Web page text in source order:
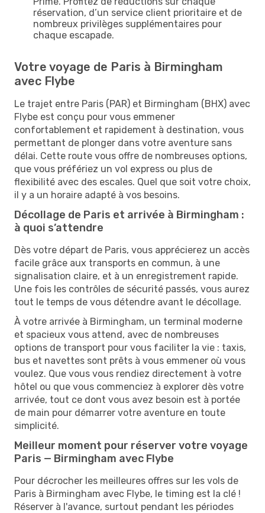
réservation, d’un service client prioritaire et de
nombreux privilèges supplémentaires pour
chaque escapade.
Votre voyage de Paris à Birmingham
avec Flybe
Le trajet entre Paris (PAR) et Birmingham (BHX) avec
Flybe est conçu pour vous emmener
confortablement et rapidement à destination, vous
permettant de plonger dans votre aventure sans
délai. Cette route vous offre de nombreuses options,
que vous préfériez un vol express ou plus de
flexibilité avec des escales. Quel que soit votre choix,
il y a un horaire adapté à vos besoins.
Décollage de Paris et arrivée à Birmingham :
à quoi s’attendre
Dès votre départ de Paris, vous apprécierez un accès
facile grâce aux transports en commun, à une
signalisation claire, et à un enregistrement rapide.
Une fois les contrôles de sécurité passés, vous aurez
tout le temps de vous détendre avant le décollage.
À votre arrivée à Birmingham, un terminal moderne
et spacieux vous attend, avec de nombreuses
options de transport pour vous faciliter la vie : taxis,
bus et navettes sont prêts à vous emmener où vous
voulez. Que vous vous rendiez directement à votre
hôtel ou que vous commenciez à explorer dès votre
arrivée, tout ce dont vous avez besoin est à portée
de main pour démarrer votre aventure en toute
simplicité.
Meilleur moment pour réserver votre voyage
Paris — Birmingham avec Flybe
Pour décrocher les meilleures offres sur les vols de
Paris à Birmingham avec Flybe, le timing est la clé !
Réserver à l'avance, surtout pendant les périodes